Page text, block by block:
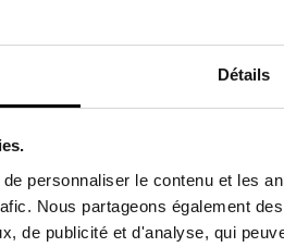
Détails
personnaliser le contenu et les
Nous partageons également
de publicité et d'analyse, qui